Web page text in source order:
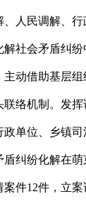
、人民调解、
解社会矛盾纠
主动借助基层
联络机制。发
政单位、乡镇
盾纠纷化解在
案件12件，立